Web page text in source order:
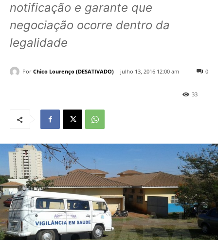
notificação e garante que
negociação ocorre dentro da
legalidade
Por Chico Lourenço (DESATIVADO) julho 13, 2016 12:00 am 0
33